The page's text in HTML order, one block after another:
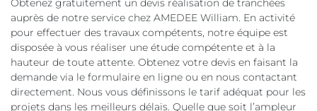
Obtenez gratuitement un devis réalisation de tranchées
auprès de notre service chez AMEDEE William. En activité
pour effectuer des travaux compétents, notre équipe est
disposée à vous réaliser une étude compétente et à la
hauteur de toute attente. Obtenez votre devis en faisant la
demande via le formulaire en ligne ou en nous contactant
directement. Nous vous définissons le tarif adéquat pour les
projets dans les meilleurs délais. Quelle que soit l’ampleur